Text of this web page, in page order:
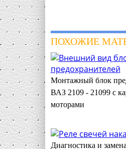
ПОХОЖИЕ
Монтажный блок
ВАЗ 2109 - 21099 с
моторами
Диагностика и